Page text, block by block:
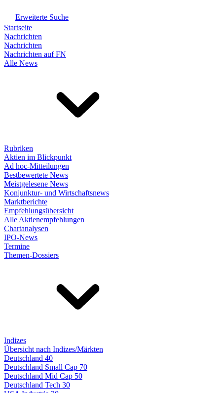
Erweiterte Suche
Startseite
Nachrichten
Nachrichten
Nachrichten auf FN
Alle News
Rubriken
Aktien im Blickpunkt
Ad hoc-Mitteilungen
Bestbewertete News
Meistgelesene News
Konjunktur- und Wirtschaftsnews
Marktberichte
Empfehlungsübersicht
Alle Aktienempfehlungen
Chartanalysen
IPO-News
Termine
Themen-Dossiers
Indizes
Übersicht nach Indizes/Märkten
Deutschland 40
Deutschland Small Cap 70
Deutschland Mid Cap 50
Deutschland Tech 30